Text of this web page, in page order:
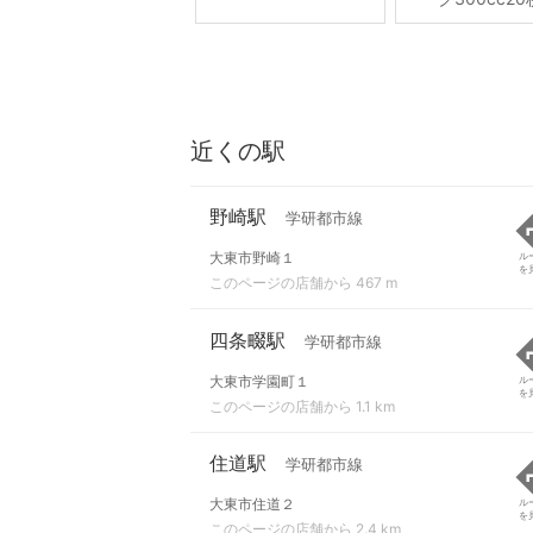
近くの駅
野崎駅 学研都市線
大東市野崎１
このページの店舗から 467 m
ル
を
四条畷駅 学研都市線
大東市学園町１
このページの店舗から 1.1 km
ル
を
住道駅 学研都市線
大東市住道２
このページの店舗から 2.4 km
ル
を